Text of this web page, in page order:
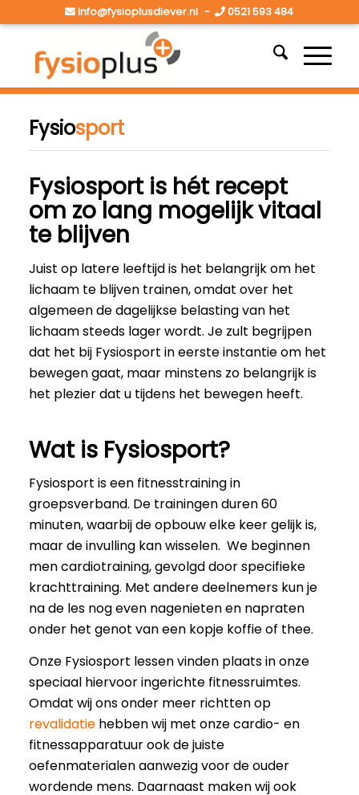
info@fysioplusdiever.nl - 0521 593 484
Fysiosport
Fysiosport is hét recept
om zo lang mogelijk vitaal
te blijven
Juist op latere leeftijd is het belangrijk om het
lichaam te blijven trainen, omdat over het
algemeen de dagelijkse belasting van het
lichaam steeds lager wordt. Je zult begrijpen
dat het bij Fysiosport in eerste instantie om het
bewegen gaat, maar minstens zo belangrijk is
het plezier dat u tijdens het bewegen heeft.
Wat is Fysiosport?
Fysiosport is een fitnesstraining in
groepsverband. De trainingen duren 60
minuten, waarbij de opbouw elke keer gelijk is,
maar de invulling kan wisselen. We beginnen
men cardiotraining, gevolgd door specifieke
krachttraining. Met andere deelnemers kun je
na de les nog even nagenieten en napraten
onder het genot van een kopje koffie of thee.
Onze Fysiosport lessen vinden plaats in onze
speciaal hiervoor ingerichte fitnessruimtes.
Omdat wij ons onder meer richtten op
revalidatie hebben wij met onze cardio- en
fitnessapparatuur ook de juiste
oefenmaterialen aanwezig voor de ouder
wordende mens. Daarnaast maken wij ook